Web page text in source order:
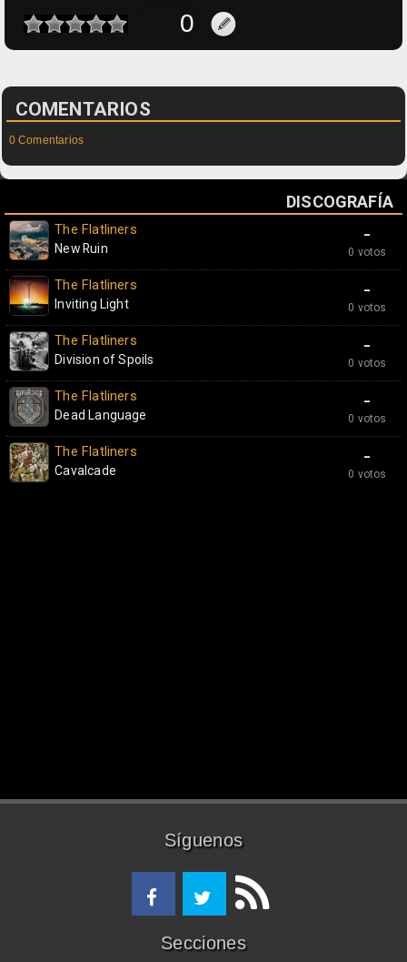
COMENTARIOS
0 Comentarios
DISCOGRAFÍA
-
0 votos
The Flatliners
New Ruin
-
0 votos
The Flatliners
Inviting Light
-
0 votos
The Flatliners
Division of Spoils
-
0 votos
The Flatliners
Dead Language
-
0 votos
The Flatliners
Cavalcade
Síguenos
Secciones